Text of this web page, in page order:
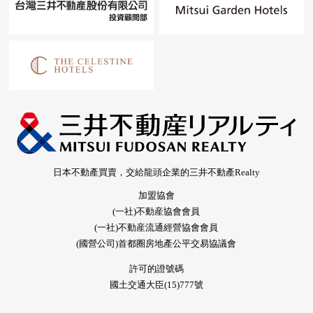
日本不動產買賣，交給龍頭企業的三井不動產Realty
加盟協會
(一社)不動産協會會員
(一社)不動産流通經營協會會員
(國營公司)首都圈房地產公平交易協議會
許可的證號碼
國土交通大臣(15)777號